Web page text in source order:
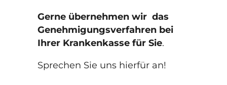
Gerne übernehmen wir das
Genehmigungsverfahren bei
Ihrer Krankenkasse für Sie.
Sprechen Sie uns hierfür an!